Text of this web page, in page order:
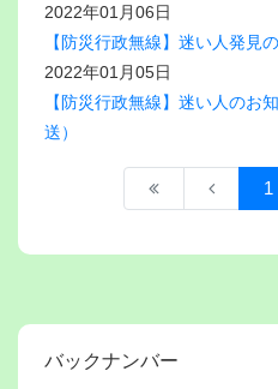
2022年01月06日
【防災行政無線】迷い人発見
2022年01月05日
【防災行政無線】迷い人のお
送）
1
バックナンバー